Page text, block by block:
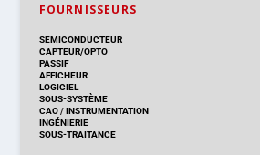
FOURNISSEURS
SEMICONDUCTEUR
CAPTEUR/OPTO
PASSIF
AFFICHEUR
LOGICIEL
SOUS-SYSTÈME
CAO/INSTRUMENTATION
INGÉNIERIE
SOUS-TRAITANCE